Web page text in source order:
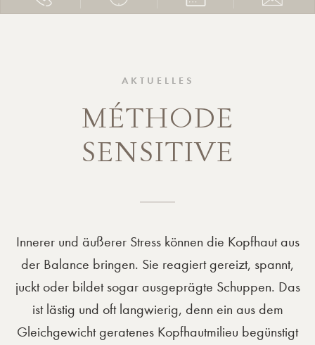
AKTUELLES
MÉTHODE
SENSITIVE
Innerer und äußerer Stress können die Kopfhaut aus
der Balance bringen. Sie reagiert gereizt, spannt,
juckt oder bildet sogar ausgeprägte Schuppen. Das
ist lästig und oft langwierig, denn ein aus dem
Gleichgewicht geratenes Kopfhautmilieu begünstigt